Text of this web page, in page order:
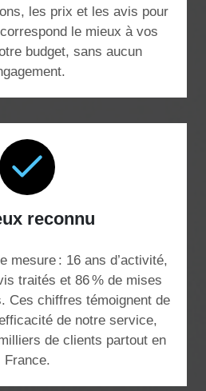
les prix et les avis pour
le mieux à vos
budget, sans aucun
reconnu
mesure : 16 ans d’activité,
traités et 86 % de mises
Ces chiffres témoignent de
de notre service,
de clients partout en
France.